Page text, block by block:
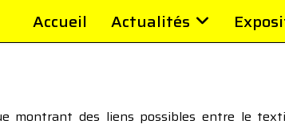
Accueil Actualités
montrant des liens possibles entre le